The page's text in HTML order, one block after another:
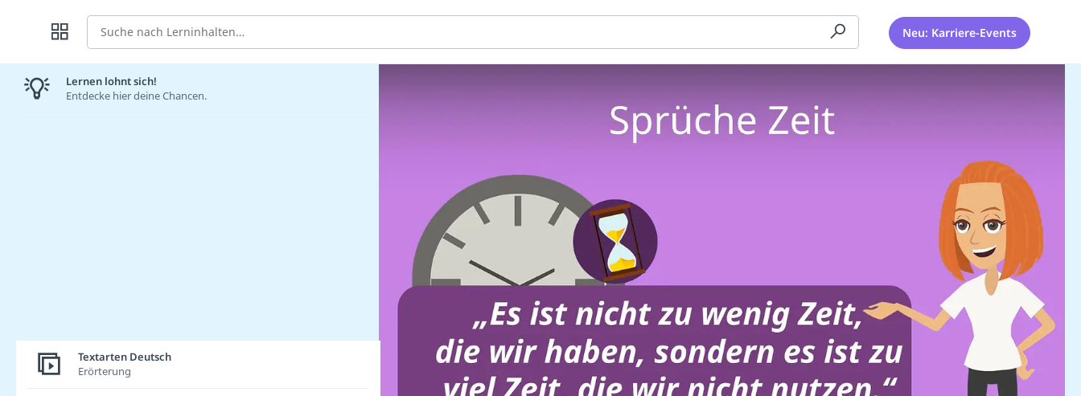
Suche Neu: Karriere-Events
Lernen lohnt sich!
Entdecke hier deine Chancen.
Textarten Deutsch
Erörterung